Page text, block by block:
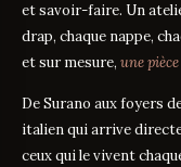
et savoir-faire. Un
drap, chaque nappe,
et sur mesure, une
De Surano aux foyers
italien qui arrive
ceux qui le vivent